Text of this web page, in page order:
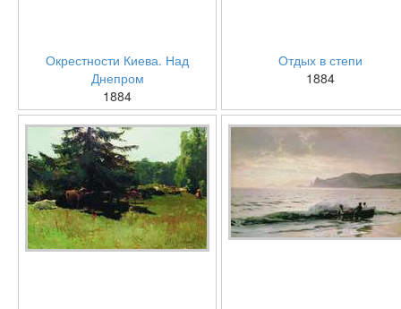
Окрестности Киева. Над
Днепром
1884
Отдых в степи
1884